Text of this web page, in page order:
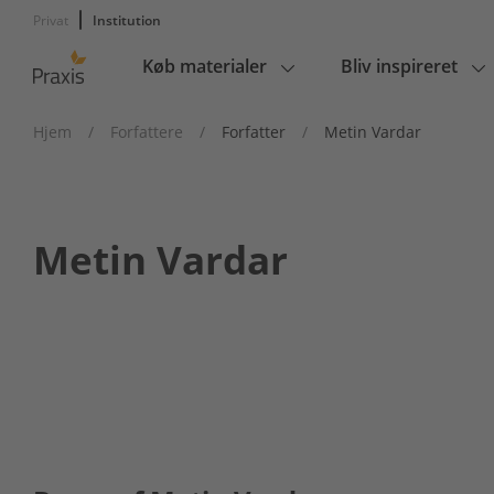
Privat Institution
Main
Køb materialer Bliv inspireret
Hjem / Forfattere / Forfatter / Metin Vardar
Metin Vardar